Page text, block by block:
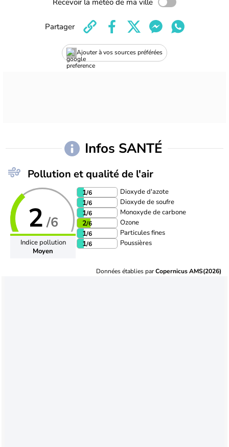
Ajouter à vos sources préférées
Partager
Infos SANTÉ
Pollution et qualité de l'air
2 /6
Indice pollution
Moyen
1/6 Dioxyde d'azote
1/6 Dioxyde de soufre
1/6 Monoxyde de carbone
2/6 Ozone
1/6 Particules fines
1/6 Poussières
Données établies parCopernicus AMS(2026)